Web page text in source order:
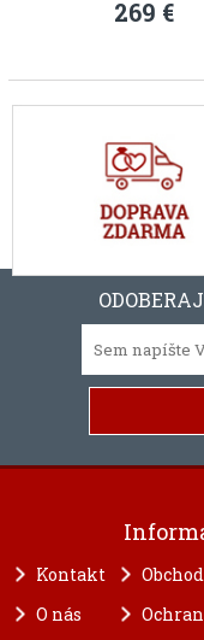
269 €
Kontakt
O nás